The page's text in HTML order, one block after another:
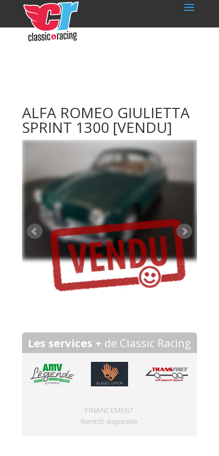
ALFA ROMEO GIULIETTA
SPRINT 1300 [VENDU]
Les services + de Classic Racing
FINANCEMENT
Bientôt disponible